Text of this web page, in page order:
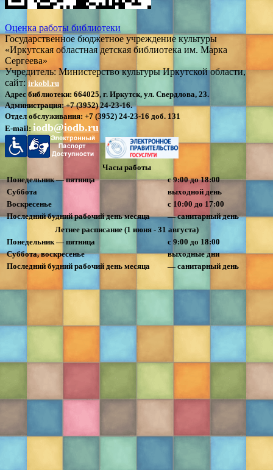
Оценка работы библиотеки
Государственное бюджетное учреждение культуры
«Иркутская областная детская библиотека им. Марка
Сергеева»
Учредитель: Министерство культуры Иркутской области,
сайт: irkobl.ru
Адрес библиотеки: 664025, г. Иркутск, ул. Свердлова, 23.
Администрация:+7 (3952) 24-23-16.
Отдел обслуживания: +7 (3952) 24-23-16 доб. 131
E-mail: iodb@iodb.ru
Часы работы
Понедельник — пятница
с 9:00 до 18:00
Суббота
выходной день
Воскресенье
с 10:00 до 17:00
Последний будний рабочий день месяца
— санитарный день
Летнее расписание (1 июня - 31 августа)
Понедельник — пятница
с 9:00 до 18:00
Суббота, воскресенье
выходные дни
Последний будний рабочий день месяца
— санитарный день